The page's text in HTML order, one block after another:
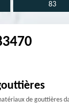
83
de gouttières